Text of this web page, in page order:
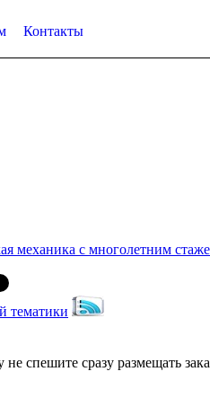
Контакты
механика с многолетним
тематики
спешите сразу размещать